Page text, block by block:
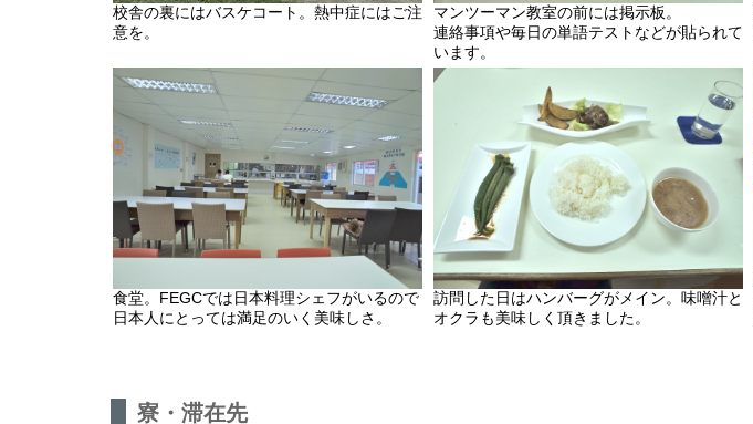
校舎の裏にはバスケコート。熱中症にはご注
意を。
マンツーマン教室の前には掲示板。
連絡事項や毎日の単語テストなどが貼られて
います。
食堂。FEGCでは日本料理シェフがいるので
日本人にとっては満足のいく美味しさ。
訪問した日はハンバーグがメイン。味噌汁と
オクラも美味しく頂きました。
寮・滞在先